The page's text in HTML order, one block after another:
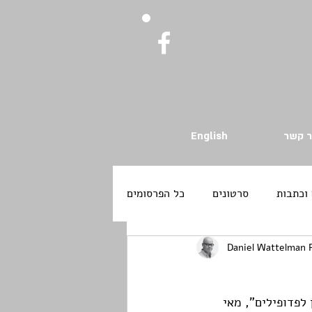
קשר English
כל הפרסומים סרטונים
Daniel Wattelman
כאן11: "ישראל - גן עדן לפדופילים", מאי